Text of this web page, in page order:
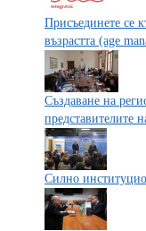
Присъединете се
възрастта (age
Създаване на
представителите
Силно